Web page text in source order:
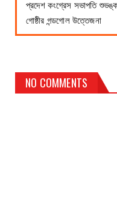
প্রদেশ কংগ্রেস সভাপতি
গোষ্ঠীর গন্ডগোল উত্তেজনা
NO COMMENTS